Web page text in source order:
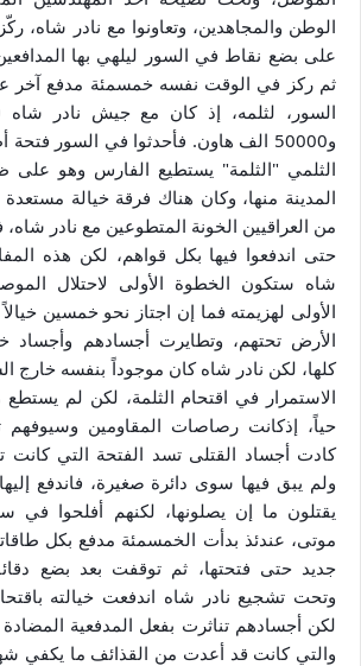
الوطن والمجاهدين، وتعاونوا مع نادر شاه،
على بضع نقاط في السور ليلهي بها
ثم ركز في الوقت نفسه خمسمئة مدفع آخر
و50000 الف هاون. فأحدثوا في السور
الثلمي "الثلمة" يستطيع الفارس وهو على
المدينة منها، وكان هناك فرقة خيالة
من العراقيين الخونة المتطوعين مع نادر
حتى اندفعوا فيها بكل قواهم، لكن هذه
شاه ستكون الخطوة الأولى لاحتلال
الأولى لهزيمته فما إن اجتاز نحو خمسين
الأرض تحتهم، وتطايرت أجسادهم وأجساد
كلها، لكن نادر شاه كان موجوداً بنفسه خارج
الاستمرار في اقتحام الثلمة، لكن لم
حياً، إذكانت رصاصات المقاومين وسيوفهم
كادت أجساد القتلى تسد الفتحة التي كانت
ولم يبق فيها سوى دائرة صغيرة، فاندفع
يقتلون ما إن يصلونها، لكنهم أفلحوا في
موتى، عندئذ بدأت الخمسمئة مدفع بكل
جديد حتى فتحتها، ثم توقفت بعد بضع
وتحت تشجيع نادر شاه اندفعت خيالته
لكن أجسادهم تناثرت بفعل المدفعية المضادة
والتي كانت قد أعدت من القذائف ما يكفي